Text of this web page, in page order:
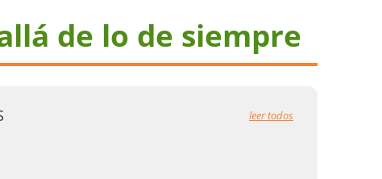
de lo de siempre
leer todos